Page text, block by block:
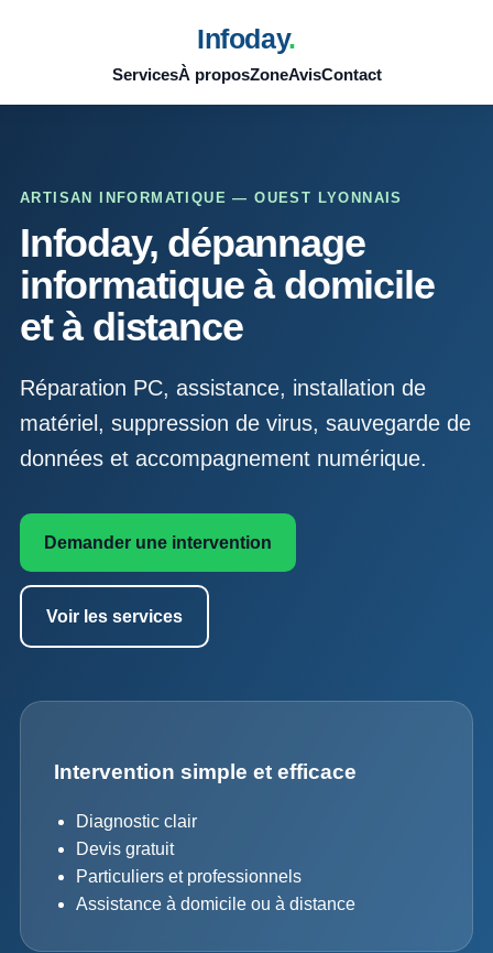
Infoday.
ServicesÀ proposZoneAvisContact
ARTISAN INFORMATIQUE — OUEST LYONNAIS
Infoday, dépannage
informatique à domicile
et à distance
Réparation PC, assistance, installation de
matériel, suppression de virus, sauvegarde de
données et accompagnement numérique.
Demander une intervention
Voir les services
Intervention simple et efficace
Diagnostic clair
Devis gratuit
Particuliers et professionnels
Assistance à domicile ou à distance